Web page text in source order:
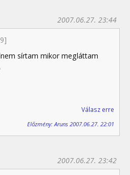
2007.06.27. 23:44
sírtam mikor megláttam
Válasz erre
Előzmény: Aruns 2007.06.27. 22:01
2007.06.27. 23:42